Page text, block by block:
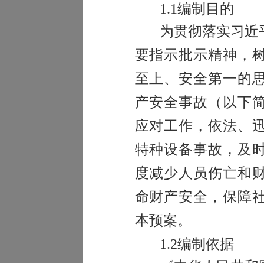
1.1编制目的
为贯彻落实习
要指示批示精神，
至上、安全第一的
产安全事故（以下
应对工作，依法、
特种设备事故，及
度减少人员伤亡和
命财产安全，保障
本预案。
1.2编制依据